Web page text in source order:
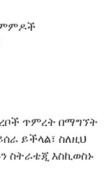
ጥምረት በማግኘት
ይችላል፣ ስለዚህ
ስትራቴጂ እስኪወስኑ